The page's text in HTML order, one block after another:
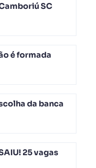
SC
é formada
da banca
25 vagas